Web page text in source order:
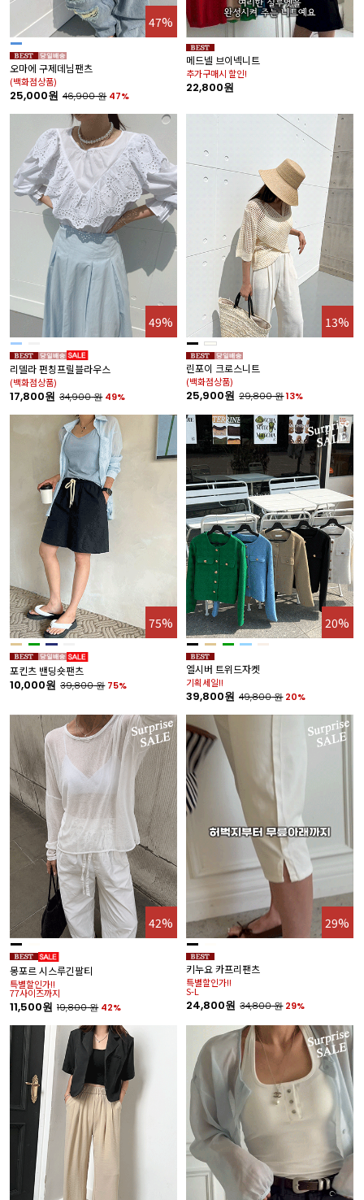
47%
오마에 구제데님팬츠
(백화점상품)
25,000원 46,900원 47%
메드넬 브이넥니트
추가구매시 할인!
22,800원
49%
리델라 펀칭프릴블라우스
(백화점상품)
17,800원 34,900원 49%
13%
린포이 크로스니트
(백화점상품)
25,900원 29,800원13%
75%
포킨츠 밴딩숏팬츠
10,000원 39,800원 75%
20%
엘시버 트위드자켓
기획세일!!
39,800원 49,800원 20%
42%
몽포르 시스루긴팔티
특별할인가!!
77사이즈까지
11,500원 19,800원 42%
29%
키누요 카프리팬츠
특별할인가!!
S-L
24,800원 34,800원 29%